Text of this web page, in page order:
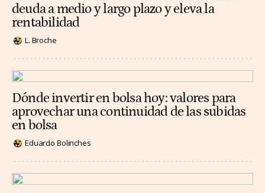
deuda a medio y largo plazo y eleva la
rentabilidad
L. Broche
Dónde invertir en bolsa hoy: valores para
aprovechar una continuidad de las subidas
en bolsa
Eduardo Bolinches